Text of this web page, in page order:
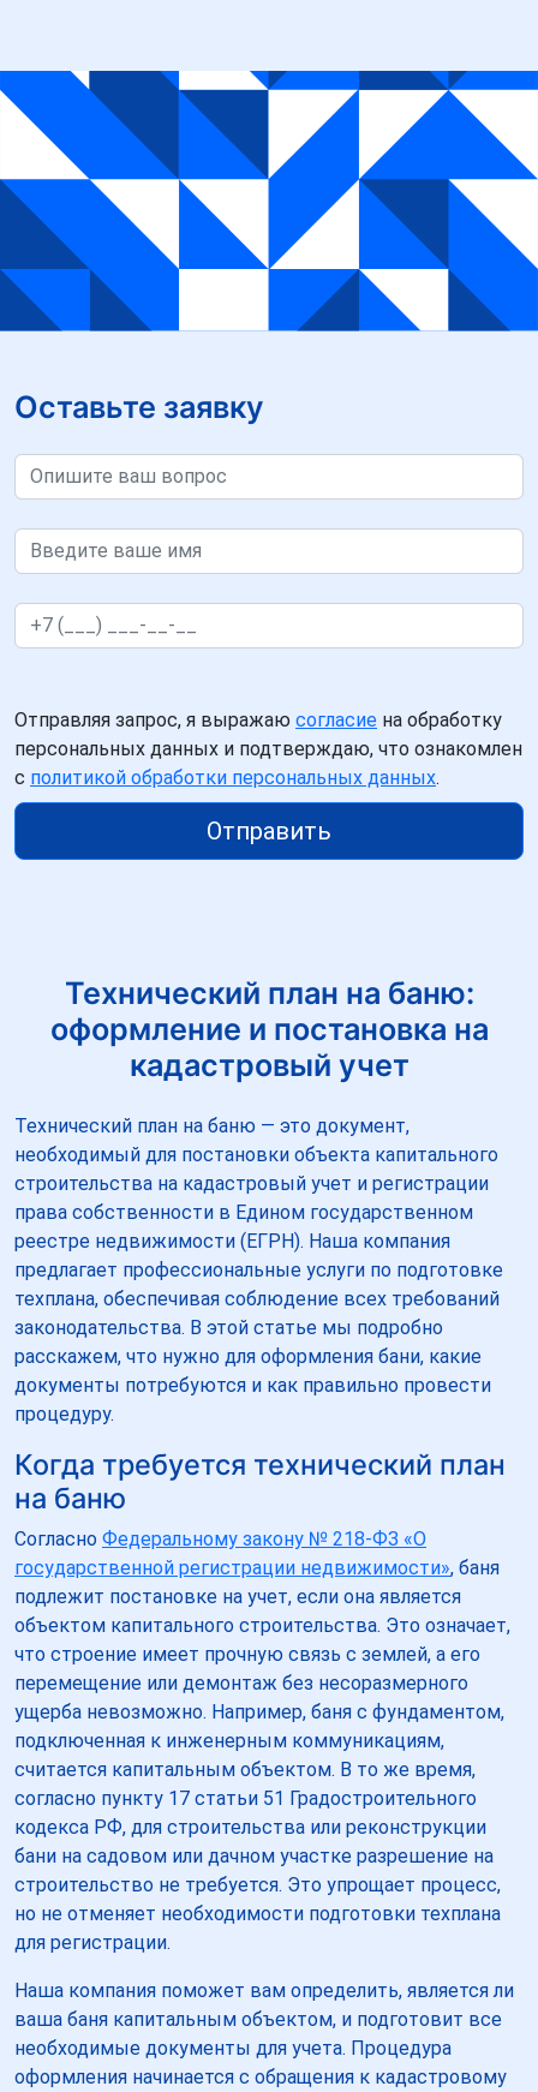
Оставьте заявку
Отправляя запрос, я выражаю согласие на обработку
персональных данных и подтверждаю, что ознакомлен
с политикой обработки персональных данных.
Отправить
Технический план на баню:
оформление и постановка на
кадастровый учет
Технический план на баню — это документ,
необходимый для постановки объекта капитального
строительства на кадастровый учет и регистрации
права собственности в Едином государственном
реестре недвижимости (ЕГРН). Наша компания
предлагает профессиональные услуги по подготовке
техплана, обеспечивая соблюдение всех требований
законодательства. В этой статье мы подробно
расскажем, что нужно для оформления бани, какие
документы потребуются и как правильно провести
процедуру.
Когда требуется технический план
на баню
Согласно Федеральному закону № 218-ФЗ «О
государственной регистрации недвижимости», баня
подлежит постановке на учет, если она является
объектом капитального строительства. Это означает,
что строение имеет прочную связь с землей, а его
перемещение или демонтаж без несоразмерного
ущерба невозможно. Например, баня с фундаментом,
подключенная к инженерным коммуникациям,
считается капитальным объектом. В то же время,
согласно пункту 17 статьи 51 Градостроительного
кодекса РФ, для строительства или реконструкции
бани на садовом или дачном участке разрешение на
строительство не требуется. Это упрощает процесс,
но не отменяет необходимости подготовки техплана
для регистрации.
Наша компания поможет вам определить, является ли
ваша баня капитальным объектом, и подготовит все
необходимые документы для учета. Процедура
оформления начинается с обращения к кадастровому